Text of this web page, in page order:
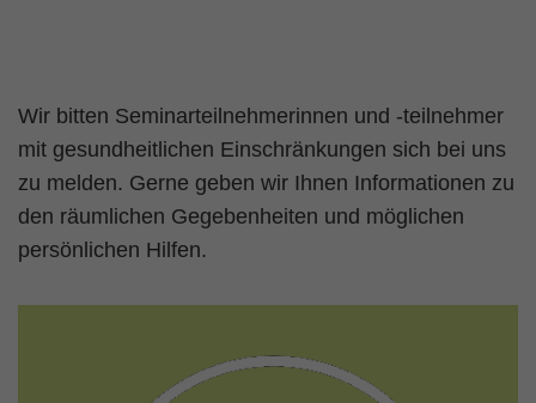
Wir bitten Seminarteilnehmerinnen und -teilnehmer
mit gesundheitlichen Einschränkungen sich bei uns
zu melden. Gerne geben wir Ihnen Informationen zu
den räumlichen Gegebenheiten und möglichen
persönlichen Hilfen.
Laufzeit Ende der Sitzung
PHPs Standard Sitzungs Identifikation